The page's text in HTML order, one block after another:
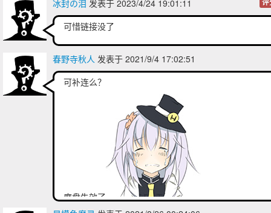
冰封の泪 发表于 2023/4/24 19:01:11 评
可惜链接没了
春野寺秋人 发表于 2021/9/4 17:02:51
可补连么？
度盘失效了